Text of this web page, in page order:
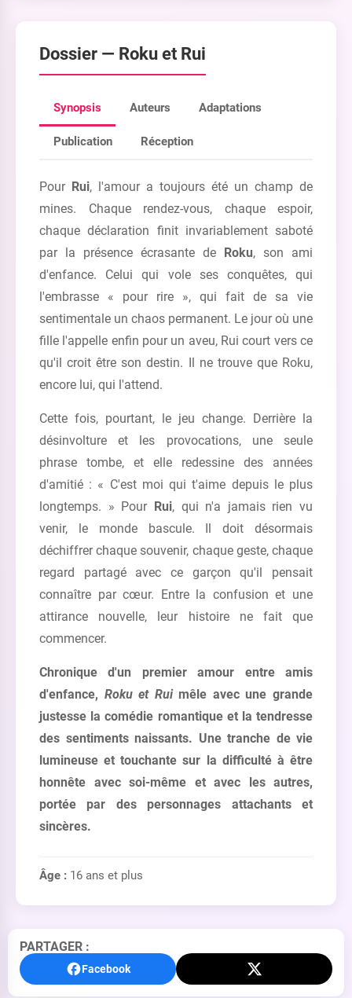
Dossier — Roku et Rui
Synopsis Auteurs Adaptations
Publication Réception
Pour Rui, l'amour a toujours été un champ de
mines. Chaque rendez-vous, chaque espoir,
chaque déclaration finit invariablement saboté
par la présence écrasante de Roku, son ami
d'enfance. Celui qui vole ses conquêtes, qui
l'embrasse « pour rire », qui fait de sa vie
sentimentale un chaos permanent. Le jour où une
fille l'appelle enfin pour un aveu, Rui court vers ce
qu'il croit être son destin. Il ne trouve que Roku,
encore lui, qui l'attend.
Cette fois, pourtant, le jeu change. Derrière la
désinvolture et les provocations, une seule
phrase tombe, et elle redessine des années
d'amitié : « C'est moi qui t'aime depuis le plus
longtemps. » Pour Rui, qui n'a jamais rien vu
venir, le monde bascule. Il doit désormais
déchiffrer chaque souvenir, chaque geste, chaque
regard partagé avec ce garçon qu'il pensait
connaître par cœur. Entre la confusion et une
attirance nouvelle, leur histoire ne fait que
commencer.
Chronique d'un premier amour entre amis
d'enfance, Roku et Ruimêle avec une grande
justesse la comédie romantique et la tendresse
des sentiments naissants. Une tranche de vie
lumineuse et touchante sur la difficulté à être
honnête avec soi-même et avec les autres,
portée par des personnages attachants et
sincères.
Âge : 16 ans et plus
PARTAGER :
Facebook